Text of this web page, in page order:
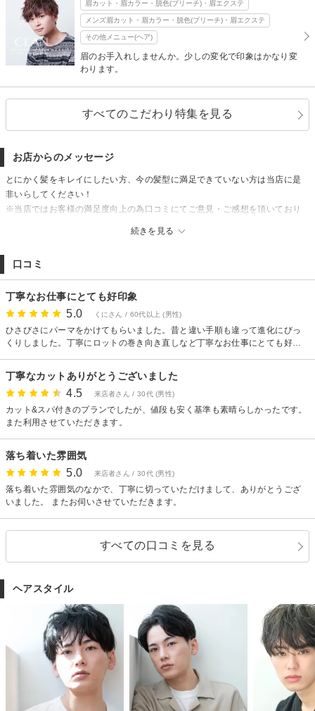
眉カット・眉カラー・脱色(ブリーチ)・眉エクステ
メンズ眉カット・眉カラー・脱色(ブリーチ)・眉エクステ
その他メニュー(ヘア)
眉のお手入れしませんか。少しの変化で印象はかなり変
わります。
すべてのこだわり特集を見る
お店からのメッセージ
続きを見る
とにかく髪をキレイにしたい方、今の髪型に満足できていない方は当店に是
非いらしてください！
※当店ではお客様の満足度向上の為口コミにてご意見・ご感想を頂いており
『お試しシャンプー＆トリートメントプレゼント』
新卒者と中間生募集中》情熱を持って美容という仕事に打ち込める方と、一
緒に働いていきたいと考えております。
各種クレジットカードがご利用いただけます。(お支払い方法は1回のみ)
口コミ
丁寧なお仕事にとても好印象
5.0 くにさん / 60代以上 (男性)
ひさびさにパーマをかけてもらいました。昔と違い手順も違って進化にびっ
くりしました。丁寧にロットの巻き向き直しなど丁寧なお仕事にとても好印
丁寧なカットありがとうございました
4.5 来店者さん / 30代 (男性)
カット&スパ付きのプランでしたが、値段も安く基準も素晴らしかったです。
また利用させていただきます。
落ち着いた雰囲気
5.0 来店者さん / 30代 (男性)
落ち着いた雰囲気のなかで、丁寧に切っていただけまして、ありがとうござ
いました。 またお伺いさせていただきます。
すべての口コミを見る
ヘアスタイル